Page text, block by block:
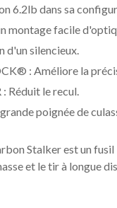
6.2lb dans sa
montage facile
d'un silencieux.
: Améliore la
Réduit le recul.
poignée de
Stalker est un fusil
et le tir à longue